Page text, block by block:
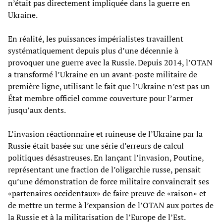
n’était pas directement impliquée dans la guerre en
Ukraine.
En réalité, les puissances impérialistes travaillent
systématiquement depuis plus d’une décennie à
provoquer une guerre avec la Russie. Depuis 2014, l’OTAN
a transformé l’Ukraine en un avant-poste militaire de
première ligne, utilisant le fait que l’Ukraine n’est pas un
État membre officiel comme couverture pour l’armer
jusqu’aux dents.
L’invasion réactionnaire et ruineuse de l’Ukraine par la
Russie était basée sur une série d’erreurs de calcul
politiques désastreuses. En lançant l’invasion, Poutine,
représentant une fraction de l’oligarchie russe, pensait
qu’une démonstration de force militaire convaincrait ses
«partenaires occidentaux» de faire preuve de «raison» et
de mettre un terme à l’expansion de l’OTAN aux portes de
la Russie et à la militarisation de l’Europe de l’Est.